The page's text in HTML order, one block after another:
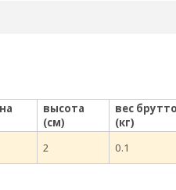
высота
(см)
вес брутто
(кг)
2 0.1